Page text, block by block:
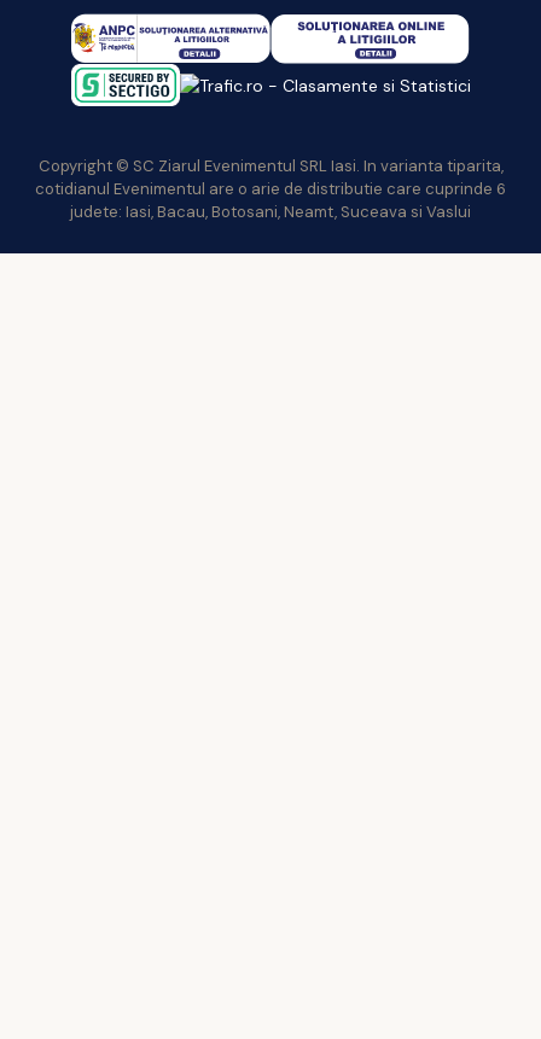
Copyright © SC Ziarul Evenimentul SRL Iasi. In varianta tiparita,
cotidianul Evenimentul are o arie de distributie care cuprinde 6
judete: Iasi, Bacau, Botosani, Neamt, Suceava si Vaslui